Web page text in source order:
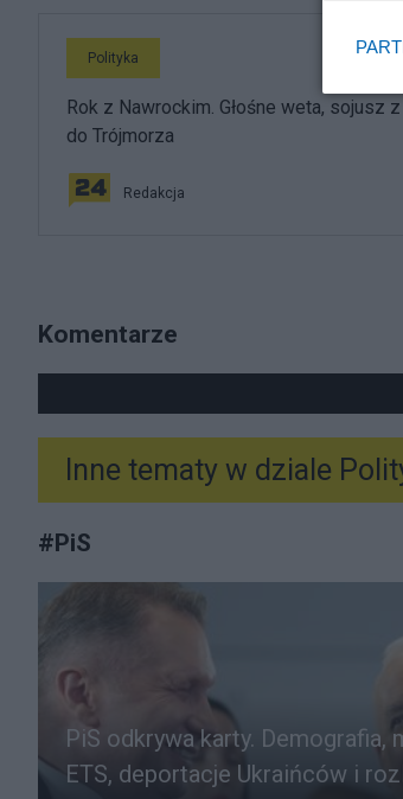
Polityka
Rok z Nawrockim. Głośne weta, sojusz
do Trójmorza
Redakcja
Komentarze
Inne tematy w dziale
#PiS
PiS odkrywa karty. Demografia,
ETS, deportacje Ukraińców i